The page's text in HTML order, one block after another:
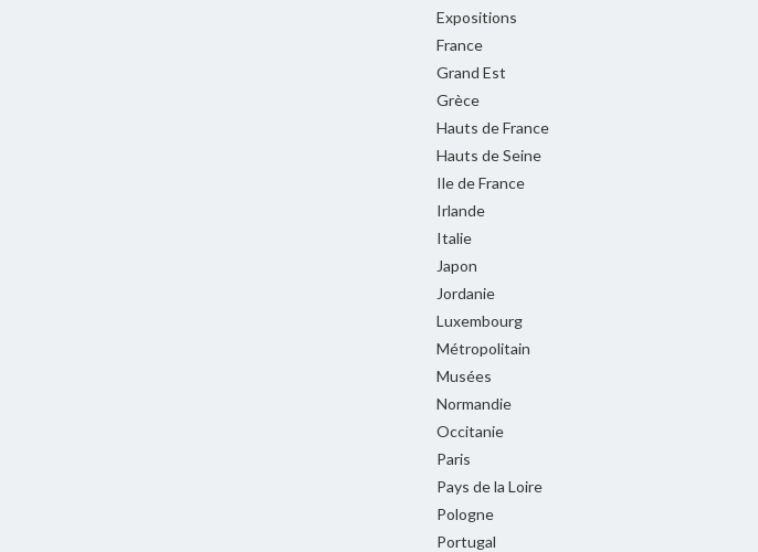
Expositions
France
Grand Est
Grèce
Hauts de France
Hauts de Seine
Ile de France
Irlande
Italie
Japon
Jordanie
Luxembourg
Métropolitain
Musées
Normandie
Occitanie
Paris
Pays de la Loire
Pologne
Portugal